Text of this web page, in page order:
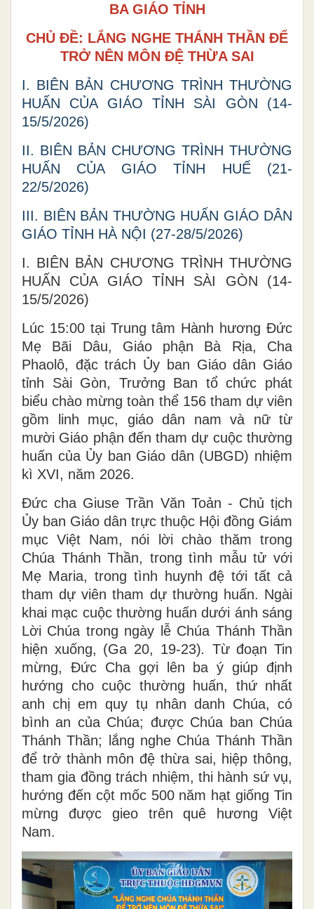
BA GIÁO TỈNH
CHỦ ĐỀ: LẮNG NGHE THÁNH THẦN ĐỂ
TRỞ NÊN MÔN ĐỆ THỪA SAI
I. BIÊN BẢN CHƯƠNG TRÌNH THƯỜNG
HUẤN CỦA GIÁO TỈNH SÀI GÒN (14-
15/5/2026)
II. BIÊN BẢN CHƯƠNG TRÌNH THƯỜNG
HUẤN CỦA GIÁO TỈNH HUẾ (21-
22/5/2026)
III. BIÊN BẢN THƯỜNG HUẤN GIÁO DÂN
GIÁO TỈNH HÀ NỘI (27-28/5/2026)
I. BIÊN BẢN CHƯƠNG TRÌNH THƯỜNG
HUẤN CỦA GIÁO TỈNH SÀI GÒN (14-
15/5/2026)
Lúc 15:00 tại Trung tâm Hành hương Đức
Mẹ Bãi Dâu, Giáo phận Bà Rịa, Cha
Phaolô, đặc trách Ủy ban Giáo dân Giáo
tỉnh Sài Gòn, Trưởng Ban tổ chức phát
biểu chào mừng toàn thể 156 tham dự viên
gồm linh mục, giáo dân nam và nữ từ
mười Giáo phận đến tham dự cuộc thường
huấn của Ủy ban Giáo dân (UBGD) nhiệm
kì XVI, năm 2026.
Đức cha Giuse Trần Văn Toản - Chủ tịch
Ủy ban Giáo dân trực thuộc Hội đồng Giám
mục Việt Nam, nói lời chào thăm trong
Chúa Thánh Thần, trong tình mẫu tử với
Mẹ Maria, trong tình huynh đệ tới tất cả
tham dự viên tham dự thường huấn. Ngài
khai mạc cuộc thường huấn dưới ánh sáng
Lời Chúa trong ngày lễ Chúa Thánh Thần
hiện xuống, (Ga 20, 19-23). Từ đoạn Tin
mừng, Đức Cha gợi lên ba ý giúp định
hướng cho cuộc thường huấn, thứ nhất
anh chị em quy tụ nhân danh Chúa, có
bình an của Chúa; được Chúa ban Chúa
Thánh Thần; lắng nghe Chúa Thánh Thần
để trở thành môn đệ thừa sai, hiệp thông,
tham gia đồng trách nhiệm, thi hành sứ vụ,
hướng đến cột mốc 500 năm hạt giống Tin
mừng được gieo trên quê hương Việt
Nam.